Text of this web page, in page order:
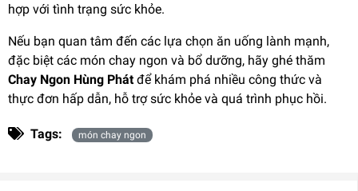
hợp với tình trạng sức khỏe.
Nếu bạn quan tâm đến các lựa chọn ăn uống lành mạnh,
đặc biệt các món chay ngon và bổ dưỡng, hãy ghé thăm
Chay Ngon Hùng Phátđể khám phá nhiều công thức và
thực đơn hấp dẫn, hỗ trợ sức khỏe và quá trình phục hồi.
Tags: món chay ngon